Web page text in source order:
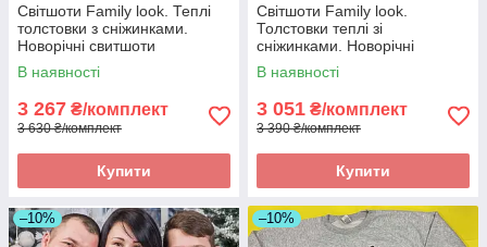
Світшоти Family look. Теплі
толстовки з сніжинками.
Новорічні свитшоти
В наявності
3 267 ₴/комплект
3 630 ₴/комплект
Купити
Світшоти Family look.
Толстовки теплі зі
сніжинками. Новорічні
світшоти
В наявності
3 051 ₴/комплект
3 390 ₴/комплект
Купити
–10% –10%